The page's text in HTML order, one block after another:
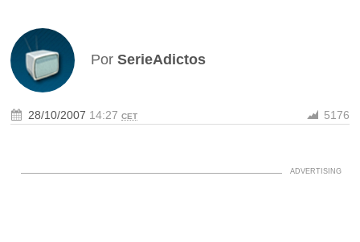
PorSerieAdictos
28/10/2007 14:27CET 5176